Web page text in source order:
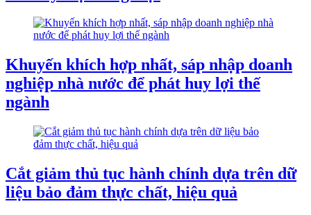
Khuyến khích hợp nhất, sáp nhập doanh
nghiệp nhà nước để phát huy lợi thế
ngành
Cắt giảm thủ tục hành chính dựa trên dữ
liệu bảo đảm thực chất, hiệu quả